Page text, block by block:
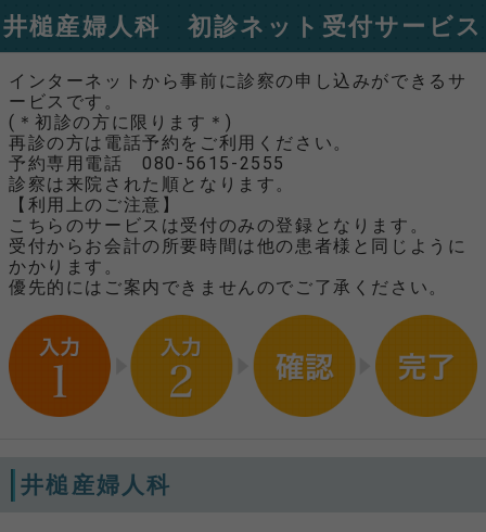
井槌産婦人科 初診ネット受付サービス
インターネットから事前に診察の申し込みができるサ
ービスです。
(＊初診の方に限ります＊)
再診の方は電話予約をご利用ください。
予約専用電話 080-5615-2555
診察は来院された順となります。
【利用上のご注意】
こちらのサービスは受付のみの登録となります。
受付からお会計の所要時間は他の患者様と同じように
かかります。
優先的にはご案内できませんのでご了承ください。
井槌産婦人科